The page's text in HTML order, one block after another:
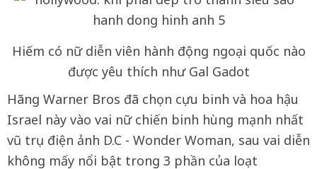
Hiếm có nữ diễn viên hành động ngoại quốc nào
được yêu thích như Gal Gadot
Hãng Warner Bros đã chọn cựu binh và hoa hậu
Israel này vào vai nữ chiến binh hùng mạnh nhất
vũ trụ điện ảnh D.C - Wonder Woman, sau vai diễn
không mấy nổi bật trong 3 phần của loạt